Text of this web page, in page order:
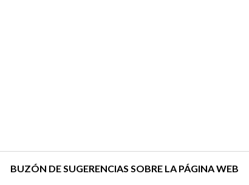
BUZÓN DE SUGERENCIAS SOBRE LA PÁGINA WEB